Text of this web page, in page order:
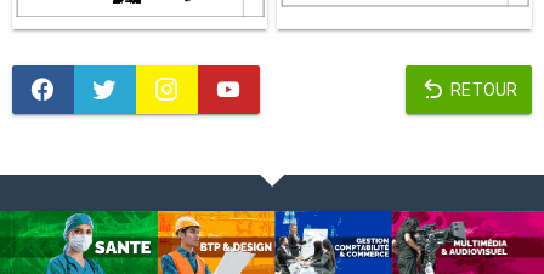
RETOUR